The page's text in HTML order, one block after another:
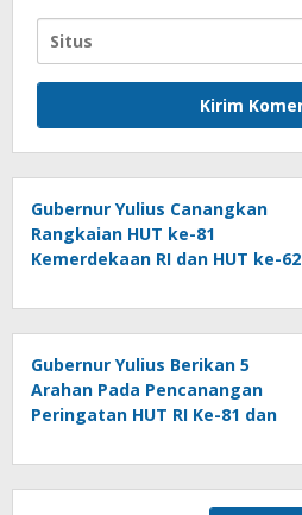
Gubernur Yulius Canangkan
Rangkaian HUT ke-81
Kemerdekaan RI dan HUT ke-62
Semangat “Sulut Melaju”
Gubernur Yulius Berikan 5
Arahan Pada Pencanangan
Peringatan HUT RI Ke-81 dan